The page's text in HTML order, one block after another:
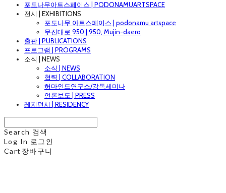
포도나무아트스페이스 | PODONAMUARTSPACE
전시 | EXHIBITIONS
포도나무 아트스페이스 | podonamu artspace
무진대로 950 | 950, Mujin-daero
출판 | PUBLICATIONS
프로그램 | PROGRAMS
소식 | NEWS
소식 | NEWS
협력 | COLLABORATION
허마인드연구소/강독세미나
언론보도 | PRESS
레지던시 | RESIDENCY
Search 검색
Log In 로그인
Cart 장바구니